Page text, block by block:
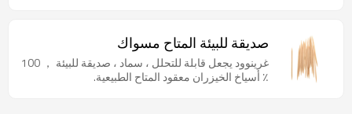
صديقة للبيئة المتاح مسواك
غرينوود يجعل قابلة للتحلل ، سماد ، صديقة للبيئة ， 100
٪ أسياخ الخيزران معقود المتاح الطبيعية.